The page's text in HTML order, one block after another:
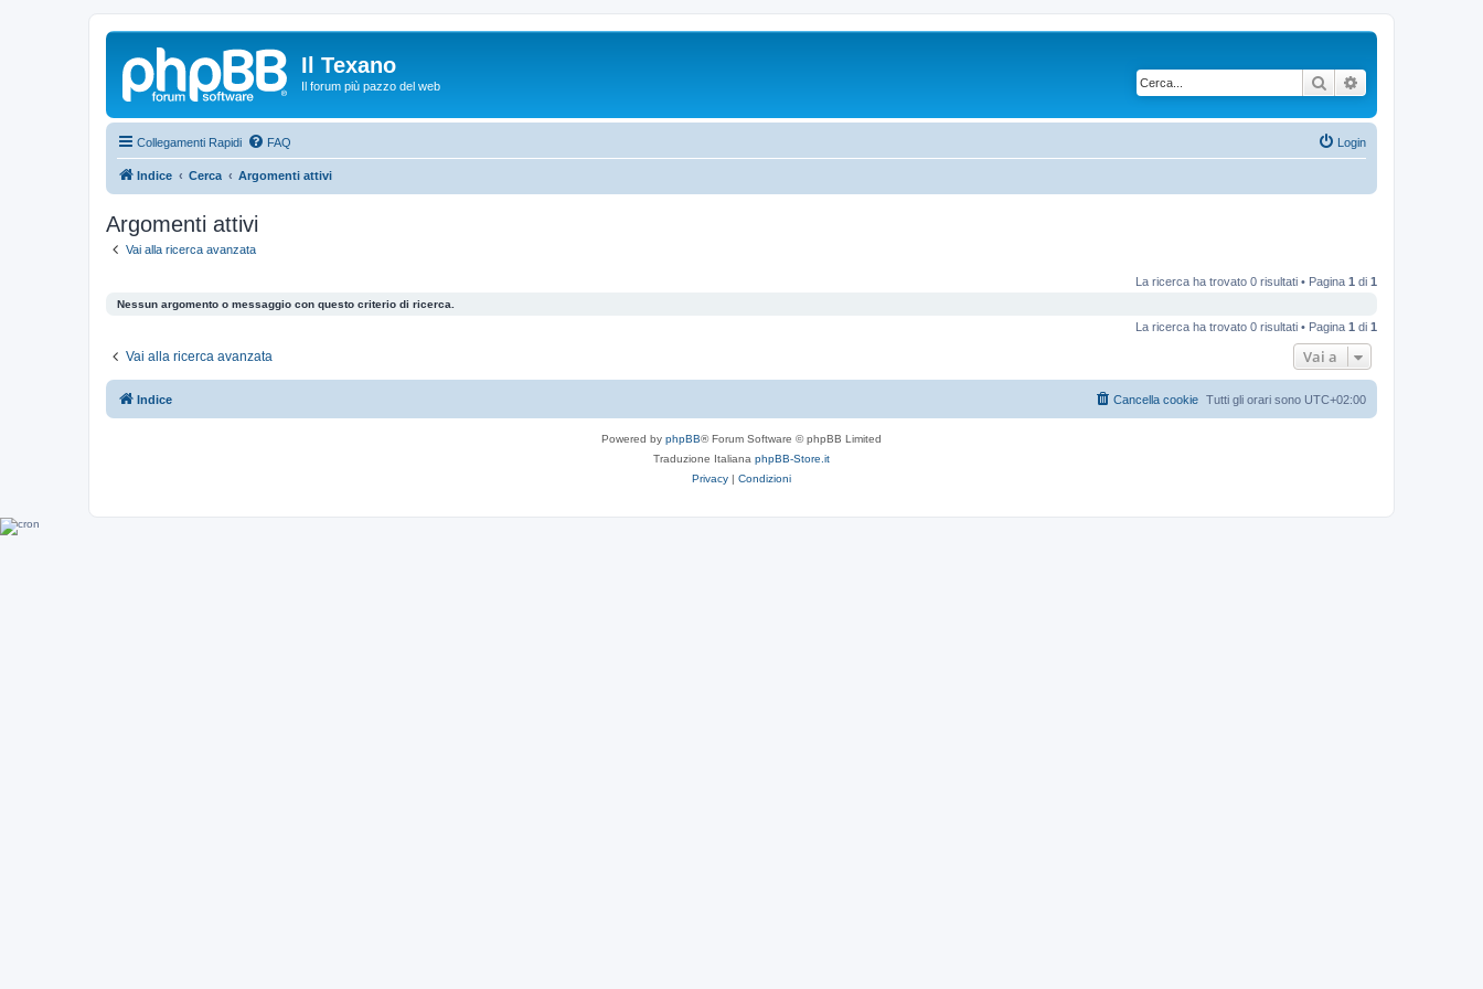
Il Texano
Il forum più pazzo del web Cerca
Collegamenti Rapidi FAQ Login
Indice Cerca Argomenti attivi
Argomenti attivi
Vai alla ricerca avanzata
La ricerca ha trovato 0 risultati • Pagina 1 di 1
Nessun argomento o messaggio con questo criterio di ricerca.
La ricerca ha trovato 0 risultati • Pagina 1 di 1
Vai alla ricerca avanzata Vai a
Indice Tutti gli orari sono UTC+02:00
Cancella cookie
Powered by phpBB® Forum Software © phpBB Limited
Traduzione Italiana phpBB-Store.it
Privacy | Condizioni